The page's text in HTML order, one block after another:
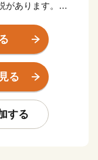
あります。
けられ、松尾芭蕉
った「千住」から
工業がさかんにな
ていきました。
が集中し、若者
ーションした個性
る
する